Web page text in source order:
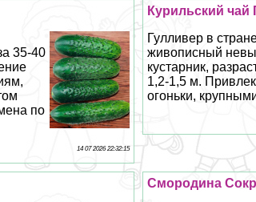
Курильский чай
Гулливер в
живописный
кустарник,
1,2-1,5 м.
огоньки,
35-40
по
14 07 2026 22:32:15
Смородина